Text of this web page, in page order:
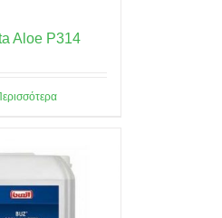
Aloe P314